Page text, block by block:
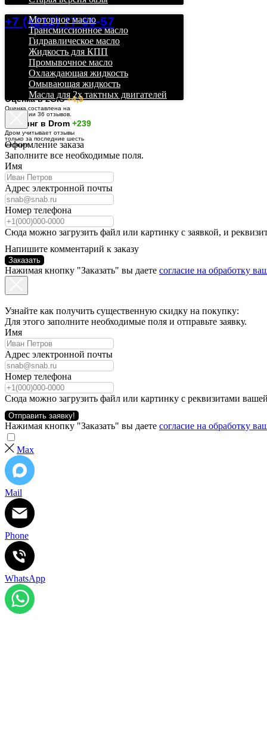
+7 (4212) 77-55-57
Оценка в 2GIS+4,9
Оценка составлена на
основании 36 отзывов.
Рейтинг в Drom +239
Дром учитывает отзывы
только за последние шесть
месяцев.
Моторное масло
Трансмиссионное масло
Гидравлическое масло
Жидкость для КПП
Промывочное масло
Охлаждающая жидкость
Омывающая жидкость
Масла для 2х тактных двигателей
Оформление заказа
Заполните все необходимые поля.
Имя
Адрес электронной почты
Номер телефона
Сюда можно загрузить файл или картинку с заявкой, и
Напишите комментарий к заказу
Заказать
Нажимая кнопку "Заказать" вы даете согласие на обработку
Узнайте как получить существенную скидку на покупку:
Для этого заполните необходимые поля и отправьте заявку.
Имя
Адрес электронной почты
Номер телефона
Сюда можно загрузить файл или картинку с реквизитами
Отправить заявку!
Нажимая кнопку "Заказать" вы даете согласие на обработку
Max
Mail
Phone
WhatsApp